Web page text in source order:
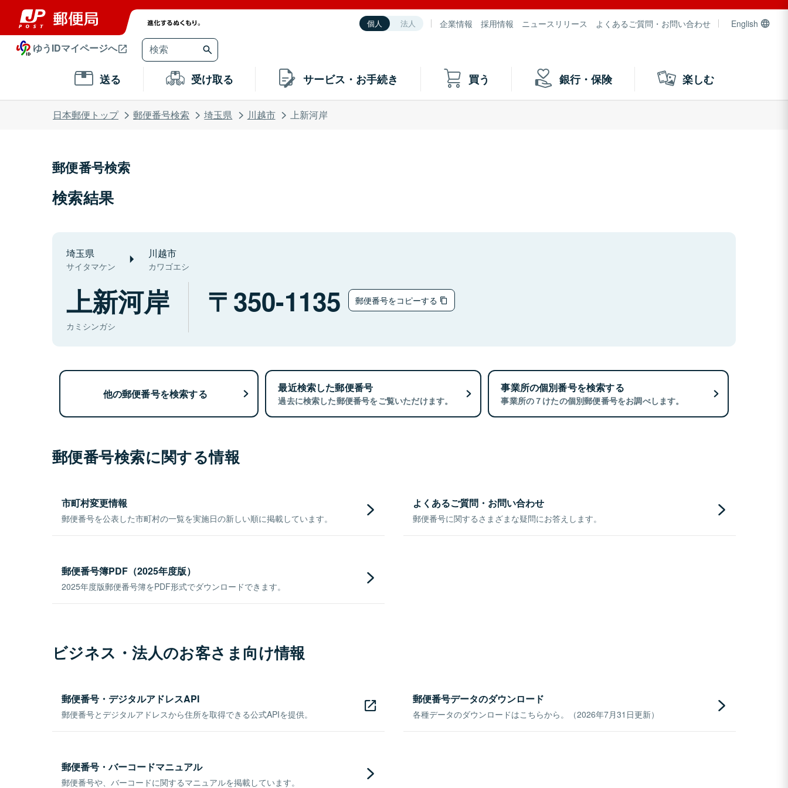
個人 法人 企業情報 採用情報 ニュースリリース よくあるご質問・お問い合わせ English
ゆうIDマイページへ
送る 受け取る サービス・お手続き 買う 銀行・保険 楽しむ
日本郵便トップ 郵便番号検索 埼玉県 川越市 上新河岸
郵便番号検索
検索結果
埼玉県
サイタマケン
川越市
カワゴエシ
上新河岸
カミシンガシ
350-1135 郵便番号をコピーする
他の郵便番号を検索する 最近検索した郵便番号
過去に検索した郵便番号をご覧いただけます。
事業所の個別番号を検索する
事業所の７けたの個別郵便番号をお調べします。
郵便番号検索に関する情報
市町村変更情報
郵便番号を公表した市町村の一覧を実施日の新しい順に掲載しています。
よくあるご質問・お問い合わせ
郵便番号に関するさまざまな疑問にお答えします。
郵便番号簿PDF（2025年度版）
2025年度版郵便番号簿をPDF形式でダウンロードできます。
ビジネス・法人のお客さま向け情報
郵便番号・デジタルアドレスAPI
郵便番号とデジタルアドレスから住所を取得できる公式APIを提供。
郵便番号データのダウンロード
各種データのダウンロードはこちらから。（2026年7月31日更新）
郵便番号・バーコードマニュアル
郵便番号や、バーコードに関するマニュアルを掲載しています。